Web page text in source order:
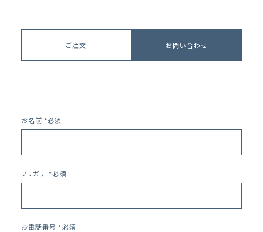
ご注文 お問い合わせ
お名前 *必須
フリガナ *必須
お電話番号 *必須